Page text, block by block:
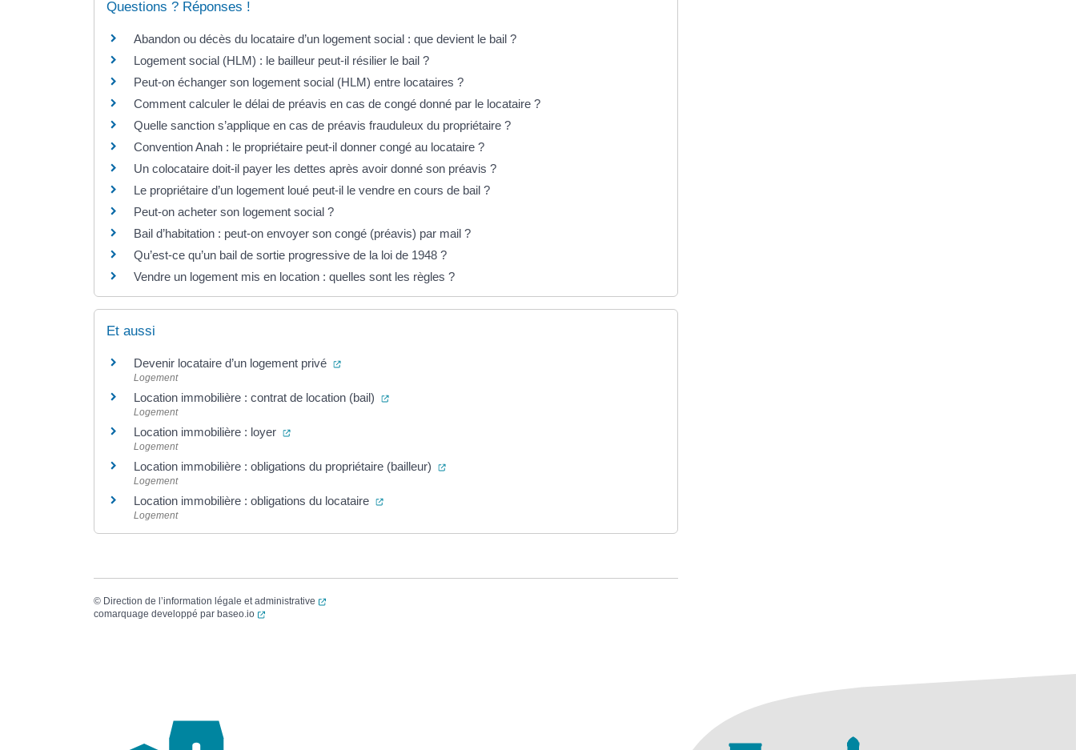
Questions ? Réponses !
Abandon ou décès du locataire d’un logement social : que devient le bail ?
Logement social (HLM) : le bailleur peut-il résilier le bail ?
Peut-on échanger son logement social (HLM) entre locataires ?
Comment calculer le délai de préavis en cas de congé donné par le locataire ?
Quelle sanction s’applique en cas de préavis frauduleux du propriétaire ?
Convention Anah : le propriétaire peut-il donner congé au locataire ?
Un colocataire doit-il payer les dettes après avoir donné son préavis ?
Le propriétaire d’un logement loué peut-il le vendre en cours de bail ?
Peut-on acheter son logement social ?
Bail d’habitation : peut-on envoyer son congé (préavis) par mail ?
Qu’est-ce qu’un bail de sortie progressive de la loi de 1948 ?
Vendre un logement mis en location : quelles sont les règles ?
Et aussi
Devenir locataire d’un logement privé (ouverture dans un nouvel onglet)
Logement
Location immobilière : contrat de location (bail) (ouverture dans un nouvel onglet)
Logement
Location immobilière : loyer (ouverture dans un nouvel onglet)
Logement
Location immobilière : obligations du propriétaire (bailleur) (ouverture dans un nouvel onglet)
Logement
Location immobilière : obligations du locataire (ouverture dans un nouvel onglet)
Logement
© Direction de l’information légale et administrative
(ouverture dans un nouvel onglet)
comarquage developpé par baseo.io (ouverture dans un nouvel onglet)